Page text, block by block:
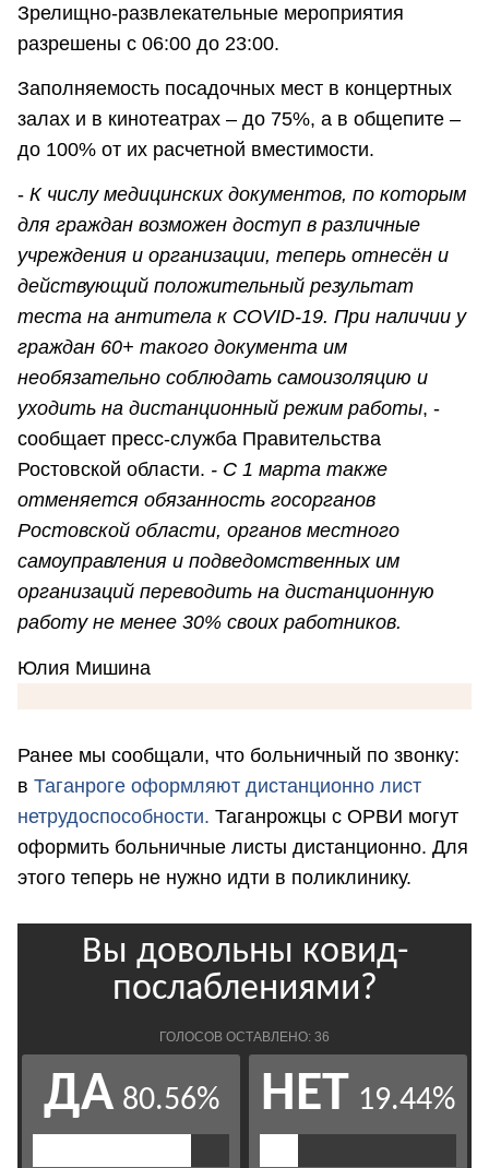
Зрелищно-развлекательные мероприятия
разрешены с 06:00 до 23:00.
Заполняемость посадочных мест в концертных
залах и в кинотеатрах – до 75%, а в общепите –
до 100% от их расчетной вместимости.
- К числу медицинских документов, по которым
для граждан возможен доступ в различные
учреждения и организации, теперь отнесён и
действующий положительный результат
теста на антитела к COVID-19. При наличии у
граждан 60+ такого документа им
необязательно соблюдать самоизоляцию и
уходить на дистанционный режим работы, -
сообщает пресс-служба Правительства
Ростовской области. - С 1 марта также
отменяется обязанность госорганов
Ростовской области, органов местного
самоуправления и подведомственных им
организаций переводить на дистанционную
работу не менее 30% своих работников.
Юлия Мишина
Ранее мы сообщали, что больничный по звонку:
в Таганроге оформляют дистанционно лист
нетрудоспособности. Таганрожцы с ОРВИ могут
оформить больничные листы дистанционно. Для
этого теперь не нужно идти в поликлинику.